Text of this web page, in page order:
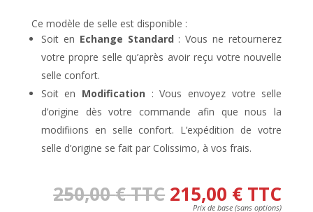
Ce modèle de selle est disponible :
Soit en Echange Standard : Vous ne retournerez
votre propre selle qu’après avoir reçu votre nouvelle
selle confort.
Soit en Modification : Vous envoyez votre selle
d’origine dès votre commande afin que nous la
modifiions en selle confort. L’expédition de votre
selle d’origine se fait par Colissimo, à vos frais.
250,00€TTC 215,00 € TTC
Prix de base (sans options)